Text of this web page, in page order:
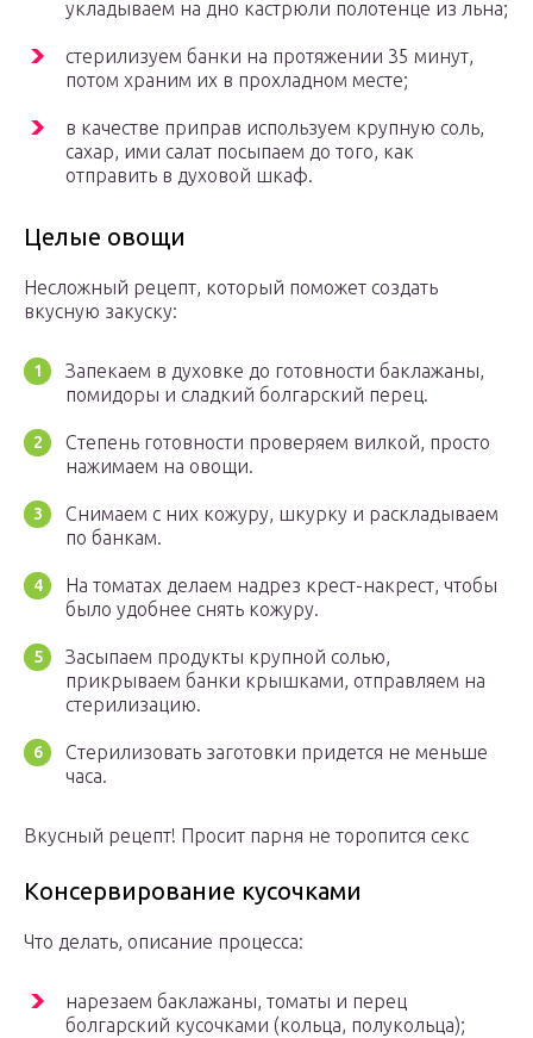
укладываем на дно кастрюли полотенце из льна;
стерилизуем банки на протяжении 35 минут,
потом храним их в прохладном месте;
в качестве приправ используем крупную соль,
сахар, ими салат посыпаем до того, как
отправить в духовой шкаф.
Целые овощи
Несложный рецепт, который поможет создать
вкусную закуску:
Запекаем в духовке до готовности баклажаны,
помидоры и сладкий болгарский перец.
Степень готовности проверяем вилкой, просто
нажимаем на овощи.
Снимаем с них кожуру, шкурку и раскладываем
по банкам.
На томатах делаем надрез крест-накрест, чтобы
было удобнее снять кожуру.
Засыпаем продукты крупной солью,
прикрываем банки крышками, отправляем на
стерилизацию.
Стерилизовать заготовки придется не меньше
часа.
Вкусный рецепт! Просит парня не торопится секс
Консервирование кусочками
Что делать, описание процесса:
нарезаем баклажаны, томаты и перец
болгарский кусочками (кольца, полукольца);